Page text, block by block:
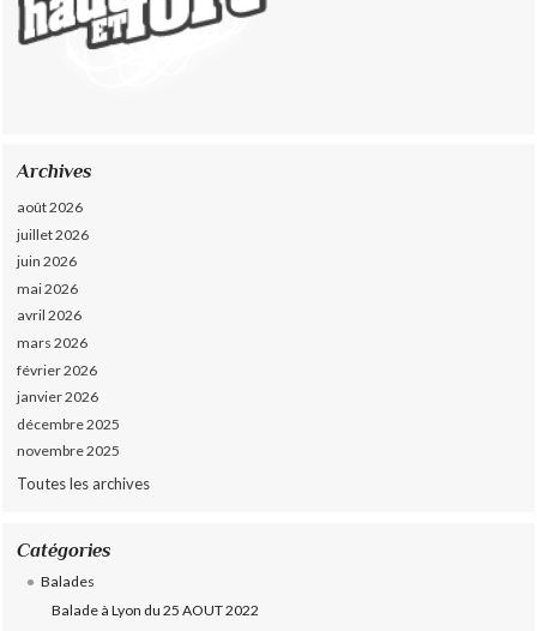
Archives
août 2026
juillet 2026
juin 2026
mai 2026
avril 2026
mars 2026
février 2026
janvier 2026
décembre 2025
novembre 2025
Toutes les archives
Catégories
Balades
Balade à Lyon du 25 AOUT 2022